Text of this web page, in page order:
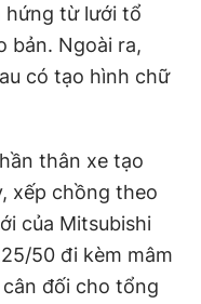
hứng từ lưới tổ
bản. Ngoài ra,
có tạo hình chữ
thân xe tạo
xếp chồng theo
của Mitsubishi
50 đi kèm mâm
đối cho tổng